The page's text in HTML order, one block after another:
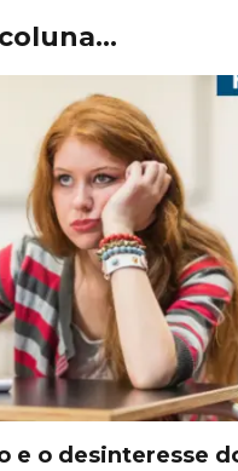
e o desinteresse